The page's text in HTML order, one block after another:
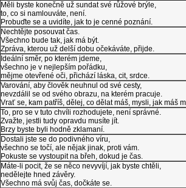
Měli byste konečně už sundat své růžové brýle,
to, co si namlouváte, není.
Probuďte se a uvidíte, jak to je cenné poznání.
Nechtějte posouvat čas.
Všechno bude tak, jak má být.
Zpráva, kterou už delší dobu očekáváte, přijde.
Ideální směr, po kterém jdeme,
všechno je v nejlepším pořádku,
mějme otevřené oči, přichází láska, cit, srdce.
Varování, aby člověk neuhnul od své cesty,
nevzdálil se od svého obrazu, na kterém pracuje.
Vrať se, kam patříš, dělej, co dělat máš, mysli, jak máš
To, pro se v tuto chvíli rozhodujete, není správné.
Zvažte, jestli tudy opravdu musíte jít.
Brzy byste byli hodně zklamaní.
Dostali jste se do podivného víru,
všechno se točí, ale nějak jinak, proti vám.
Pokuste se vystoupit na břeh, dokud je čas.
Máte-li pocit, že se něco nevyvíjí, jak byste chtěli,
nedělejte hned závěry.
Všechno má svůj čas, dočkáte se.